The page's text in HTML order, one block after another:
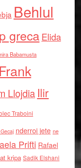
Behlul
grecaElida
Babamusta
Frank
Llojdia Ilir
Traboini
nderroi jete ne
Prifti Rafael
kripa Sadik Elshani